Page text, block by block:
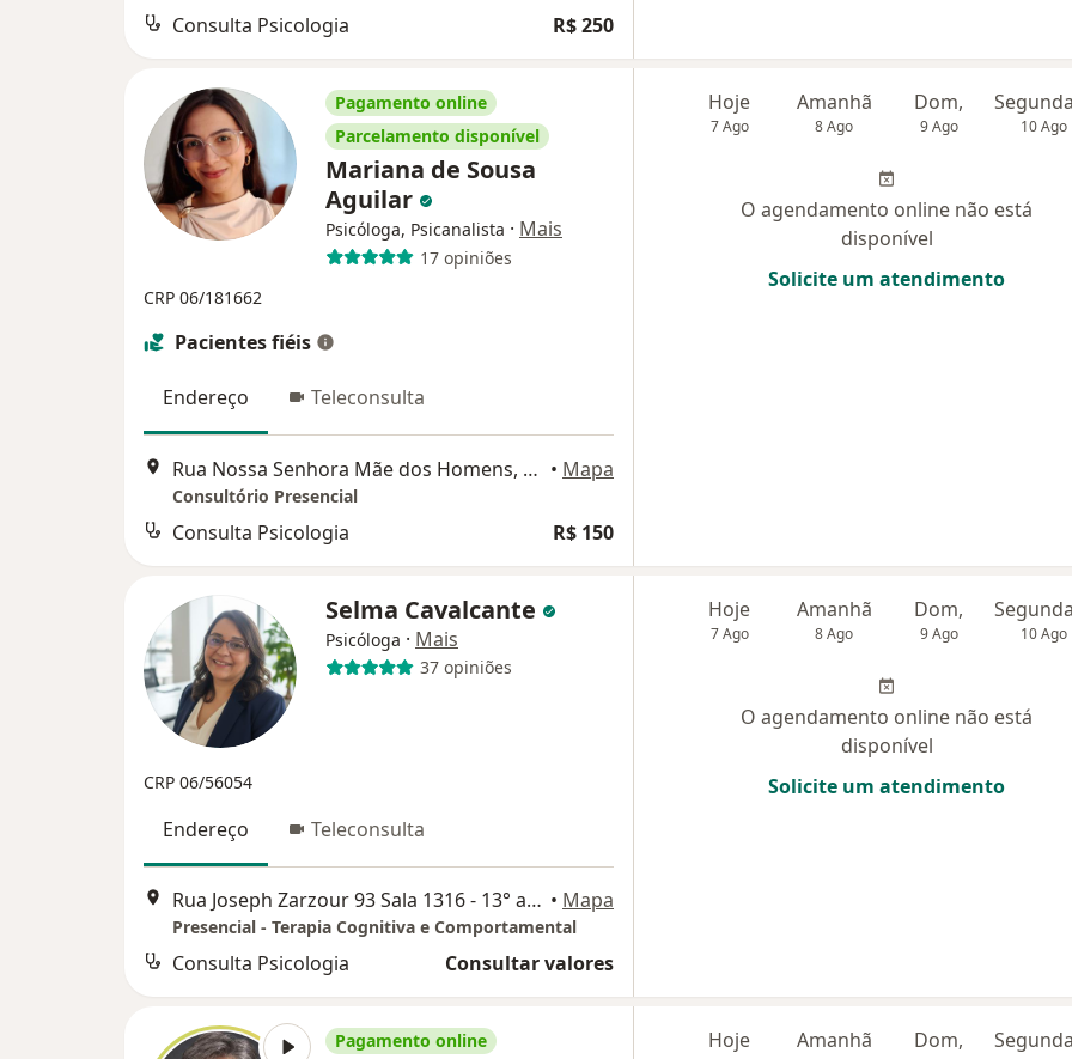
Consulta Psicologia R$ 250
Pagamento online
Parcelamento disponível
Mariana de Sousa
Aguilar
Psicóloga, Psicanalista · Mais
17 opiniões
CRP 06/181662
Pacientes fiéis
Endereço Teleconsulta
Rua Nossa Senhora Mãe dos Homens, 487, Guarulhos • Mapa
Consultório Presencial
Consulta Psicologia R$ 150
Hoje
7 Ago
Amanhã
8 Ago
Dom,
9 Ago 10 Ago
O agendamento online não está
disponível
Solicite um atendimento
Selma Cavalcante
Psicóloga · Mais
37 opiniões
CRP 06/56054
Endereço Teleconsulta
Rua Joseph Zarzour 93 Sala 1316 - 13° andar, Guarulhos • Mapa
Presencial - Terapia Cognitiva e Comportamental
Consulta Psicologia Consultar valores
Hoje
7 Ago
Amanhã
8 Ago
Dom,
9 Ago 10 Ago
O agendamento online não está
disponível
Solicite um atendimento
Pagamento online Hoje Amanhã Dom,